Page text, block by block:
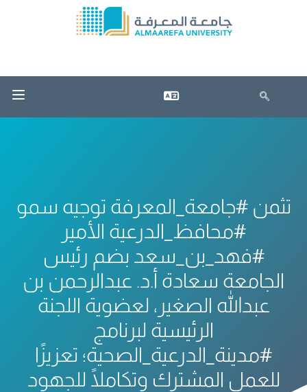
تثمن #جامعة_المعرفة توجيه سمو
#محافظ_الدرعية الأمير
#فهد_بن_سعد بضم رئيس
الجامعة سعادة أ.د. عبدالرحمن بن
عبدالله الصغير، لعضوية اللجنة
الرئيسية لبرنامج
#مدينة_الدرعية_الصحية؛ تعزيزًا
للعمل المشترك وتكاملًا للجهود